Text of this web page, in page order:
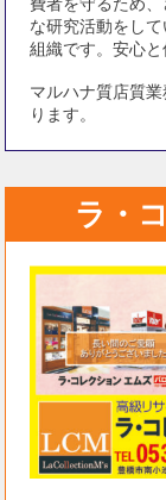
な研究活動をし
組織です。安心
マルハナ質店質
ります。
ラ・